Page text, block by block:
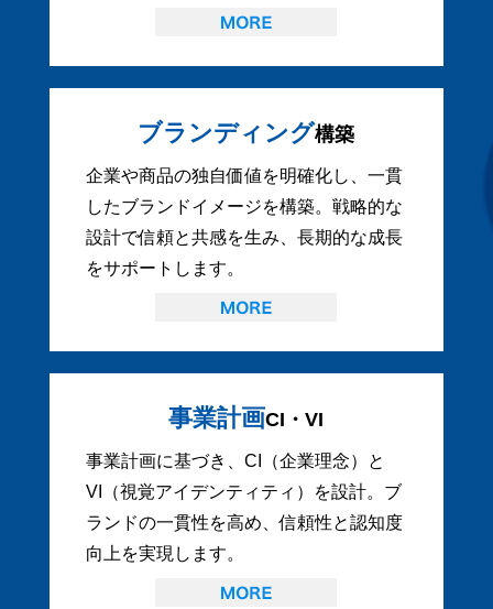
ブランディング構築
企業や商品の独自価値を明確化し、一貫
したブランドイメージを構築。戦略的な
設計で信頼と共感を生み、長期的な成長
をサポートします。
事業計画CI・VI
事業計画に基づき、CI（企業理念）と
VI（視覚アイデンティティ）を設計。ブ
ランドの一貫性を高め、信頼性と認知度
向上を実現します。